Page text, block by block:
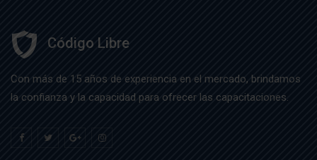
Código Libre
Con más de 15 años de experiencia en el mercado, brindamos
la confianza y la capacidad para ofrecer las capacitaciones.